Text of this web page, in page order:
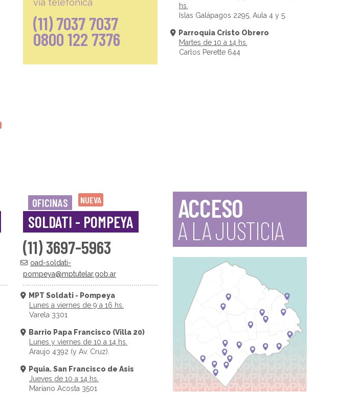
vía telefónica
(11) 7037 7037
0800 122 7376
hs.
Islas Galápagos 2295, Aula 4 y 5.
Parroquia Cristo Obrero
Martes de 10 a 14 hs.
Carlos Perette 644
OFICINAS NUEVA
SOLDATI - POMPEYA
(11) 3697-5963
oad-soldati-
pompeya@mptutelar.gob.ar
MPT Soldati - Pompeya
Lunes a viernes de 9 a 16 hs.
Varela 3301
Barrio Papa Francisco (Villa 20)
Lunes y viernes de 10 a 14 hs.
Araujo 4392 (y Av. Cruz).
Pquia. San Francisco de Asis
Jueves de 10 a 14 hs.
Mariano Acosta 3501
ACCESO
A LA JUSTICIA